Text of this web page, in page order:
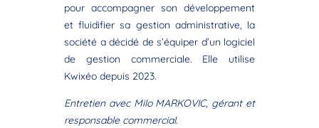
pour accompagner son développement
et fluidifier sa gestion administrative, la
société a décidé de s’équiper d’un logiciel
de gestion commerciale. Elle utilise
Kwixéo depuis 2023.
Entretien avec Milo MARKOVIC, gérant et
responsable commercial.